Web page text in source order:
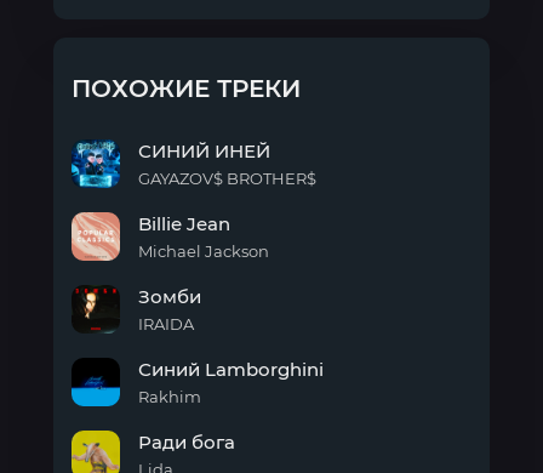
ПОХОЖИЕ ТРЕКИ
ИНЕЙ
СИНИЙ ИНЕЙ
GAYAZOV$ BROTHER$
Jean
Billie Jean
Michael Jackson
Зомби
IRAIDA
Lamborghini
Синий Lamborghini
Rakhim
Ради бога